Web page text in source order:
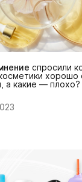
спросили
хорошо
а какие — плохо?